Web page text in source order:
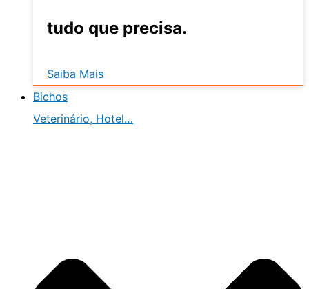
tudo que precisa.
Saiba Mais
Bichos
Veterinário, Hotel…